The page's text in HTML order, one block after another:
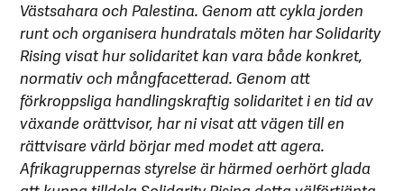
Västsahara och Palestina. Genom att cykla jorden
runt och organisera hundratals möten har Solidarity
Rising visat hur solidaritet kan vara både konkret,
normativ och mångfacetterad. Genom att
förkroppsliga handlingskraftig solidaritet i en tid av
växande orättvisor, har ni visat att vägen till en
rättvisare värld börjar med modet att agera.
Afrikagruppernas styrelse är härmed oerhört glada